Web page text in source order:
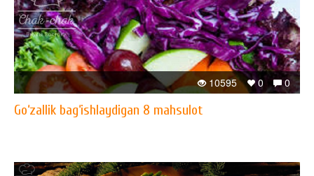
0
0
10595
Go‘zallik bag‘ishlaydigan 8 mahsulot